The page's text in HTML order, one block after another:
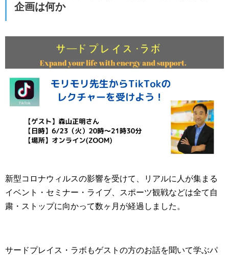
企画は何か
新型コロナウィルスの影響を受けて、リアルに人が集まる
イベント・セミナー・ライブ、スポーツ観戦などは全て自
粛・ストップに向かって数ヶ月が経過しました。
サードプレイス・ラボもゲストの方のお話を聞いて学ぶパ